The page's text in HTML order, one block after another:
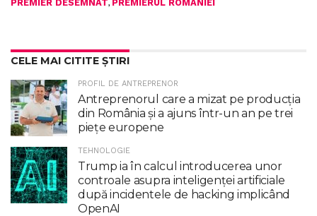
PREMIER DESEMNAT PREMIERUL ROMANIEI
CELE MAI CITITE ȘTIRI
PROFIL DE ANTREPRENOR
Antreprenorul care a mizat pe producția
din România și a ajuns într-un an pe trei
piețe europene
TEHNOLOGIE
Trump ia în calcul introducerea unor
controale asupra inteligenţei artificiale
după incidentele de hacking implicând
OpenAI